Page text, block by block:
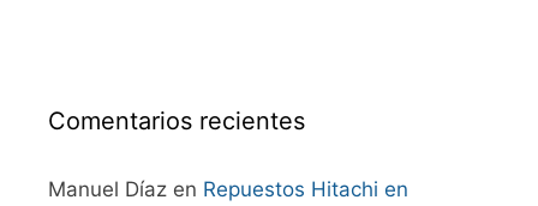
Comentarios recientes
Manuel Díaz en Repuestos Hitachi en